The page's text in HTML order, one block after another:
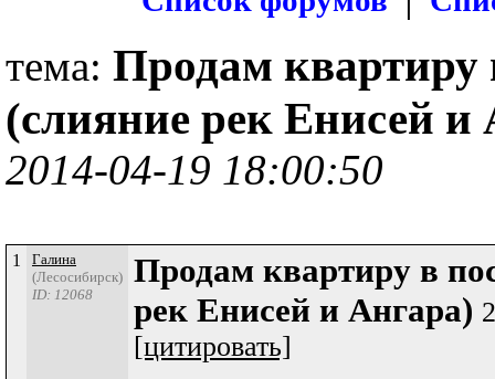
тема: Продам квартиру
(слияние рек Енисей
2014-04-19 18:00:50
1
Галина
(Лесосибирск)
ID: 12068
Продам квартиру в
рек Енисей и Ангара)
[цитировать]